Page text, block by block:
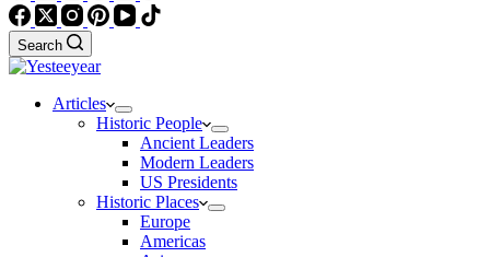
Search
Articles
Historic People
Ancient Leaders
Modern Leaders
US Presidents
Historic Places
Europe
Americas